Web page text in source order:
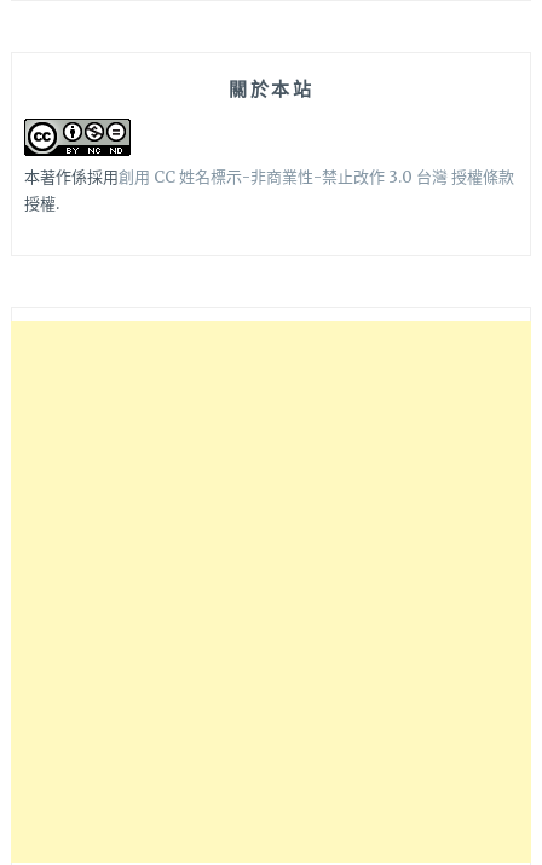
關於本站
本著作係採用創用 CC 姓名標示-非商業性-禁止改作 3.0 台灣 授權條款
授權.